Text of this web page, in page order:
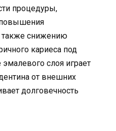
процедуры,
также снижению
кариеса под
слоя играет
от внешних
долговечность